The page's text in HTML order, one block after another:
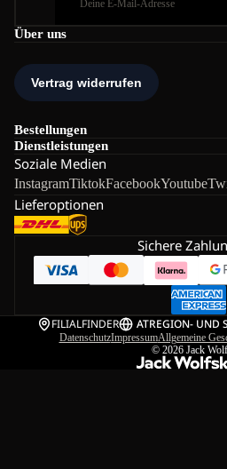
Über uns
Bestellungen
Dienstleistungen
Soziale Medien
InstagramTiktokFacebookYoutube
Lieferoptionen
Sichere
FILIALFINDER ATREGION- UND
DatenschutzImpressumAllgemeine
© 2026 Jack